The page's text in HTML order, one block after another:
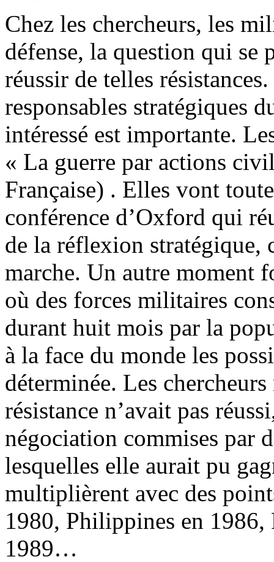
Chez les chercheurs, les
défense, la question qui se
réussir de telles
responsables stratégiques
intéressé est importante.
« La guerre par actions
Française) . Elles vont
conférence d’Oxford qui
de la réflexion stratégique,
marche. Un autre moment
où des forces militaires
durant huit mois par la
à la face du monde les
déterminée. Les
résistance n’avait pas
négociation commises par
lesquelles elle aurait pu
multiplièrent avec des
1980, Philippines en 1986,
1989…